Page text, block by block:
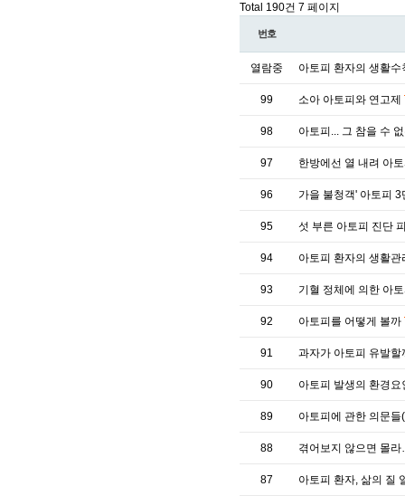
Total 190건 7 페이지
번호
열람중 아토피 환자의 생활
99 소아 아토피와 연고제
98 아토피... 그 참을 수
97 한방에선 열 내려 아
96 가을 불청객' 아토피
95 섯 부른 아토피 진단
94 아토피 환자의 생활
93 기혈 정체에 의한 아
92 아토피를 어떻게 볼까
91 과자가 아토피 유발
90 아토피 발생의 환경
89 아토피에 관한 의문
88 겪어보지 않으면 몰
87 아토피 환자, 삶의 질